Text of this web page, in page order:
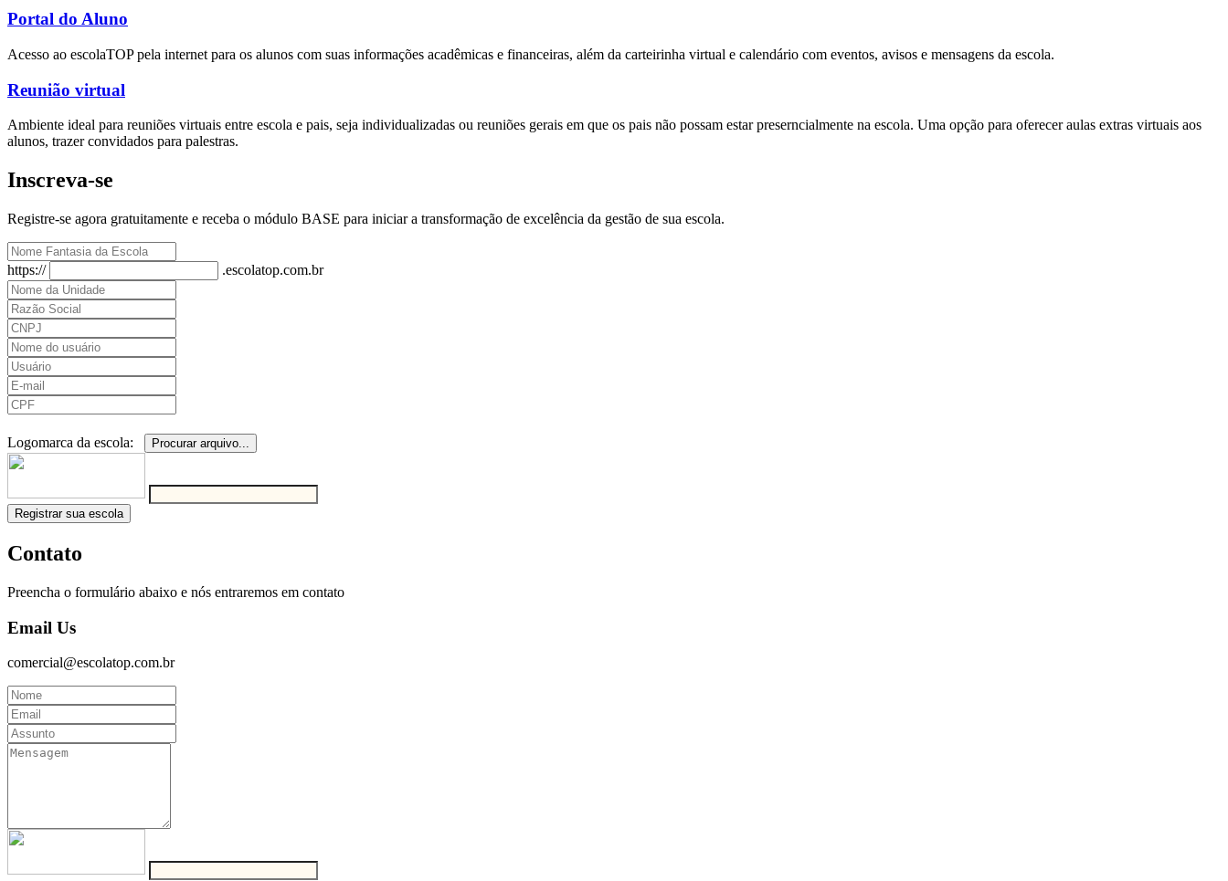
Portal do Aluno
Acesso ao escolaTOP pela internet para os alunos com suas informações acadêmicas e financeiras, além da carteirinha virtual e calendário com eventos, avisos e mensagens da escola.
Reunião virtual
Ambiente ideal para reuniões virtuais entre escola e pais, seja individualizadas ou reuniões gerais em que os pais não possam estar preserncialmente na escola. Uma opção para oferecer aulas extras virtuais aos
alunos, trazer convidados para palestras.
Inscreva-se
Registre-se agora gratuitamente e receba o módulo BASE para iniciar a transformação de excelência da gestão de sua escola.
https:// .escolatop.com.br
Logomarca da escola: Procurar arquivo...
Registrar sua escola
Contato
Preencha o formulário abaixo e nós entraremos em contato
Email Us
comercial@escolatop.com.br